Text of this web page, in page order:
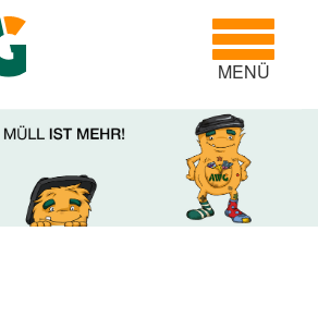
Toggle
MENÜ